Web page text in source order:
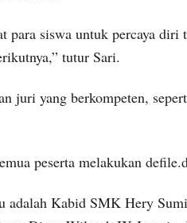
para siswa untuk percaya
tutur Sari.
juri yang berkompeten,
peserta melakukan
adalah Kabid SMK Hery